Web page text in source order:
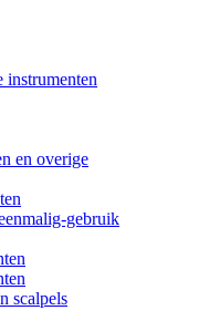
instrumenten
en overige
gebruik
scalpels